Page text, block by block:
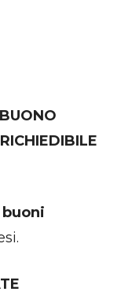
BUONO
buoni